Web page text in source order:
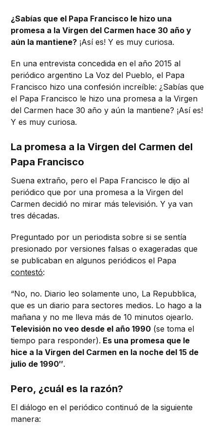
¿Sabías que el Papa Francisco le hizo una
promesa a la Virgen del Carmen hace 30 año y
aún la mantiene? ¡Así es! Y es muy curiosa.
En una entrevista concedida en el año 2015 al
periódico argentino La Voz del Pueblo, el Papa
Francisco hizo una confesión increíble: ¿Sabías que
el Papa Francisco le hizo una promesa a la Virgen
del Carmen hace 30 año y aún la mantiene? ¡Así es!
Y es muy curiosa.
La promesa a la Virgen del Carmen del
Papa Francisco
Suena extraño, pero el Papa Francisco le dijo al
periódico que por una promesa a la Virgen del
Carmen decidió no mirar más televisión. Y ya van
tres décadas.
Preguntado por un periodista sobre si se sentía
presionado por versiones falsas o exageradas que
se publicaban en algunos periódicos el Papa
contestó:
“No, no. Diario leo solamente uno, La Repubblica,
que es un diario para sectores medios. Lo hago a la
mañana y no me lleva más de 10 minutos ojearlo.
Televisión no veo desde el año 1990 (se toma el
tiempo para responder). Es una promesa que le
hice a la Virgen del Carmen en la noche del 15 de
julio de 1990″.
Pero, ¿cuál es la razón?
El diálogo en el periódico continuó de la siguiente
manera: